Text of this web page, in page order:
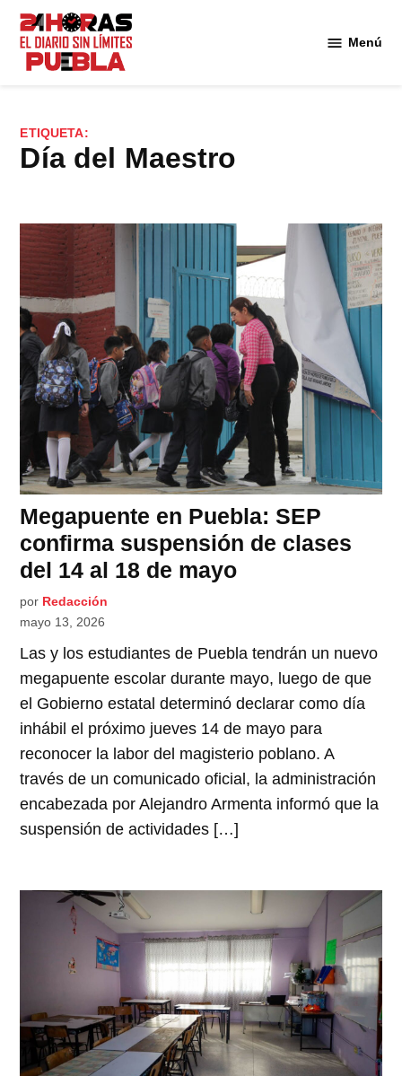
Saltar
contenido
Menú
ETIQUETA:
Día del Maestro
Megapuente en Puebla: SEP
confirma suspensión de clases
del 14 al 18 de mayo
por Redacción
mayo 13, 2026
Las y los estudiantes de Puebla tendrán un nuevo
megapuente escolar durante mayo, luego de que
el Gobierno estatal determinó declarar como día
inhábil el próximo jueves 14 de mayo para
reconocer la labor del magisterio poblano. A
través de un comunicado oficial, la administración
encabezada por Alejandro Armenta informó que la
suspensión de actividades […]